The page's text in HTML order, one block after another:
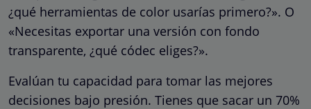
¿qué herramientas de color usarías primero?». O
«Necesitas exportar una versión con fondo
transparente, ¿qué códec eliges?».
Evalúan tu capacidad para tomar las mejores
decisiones bajo presión. Tienes que sacar un 70%